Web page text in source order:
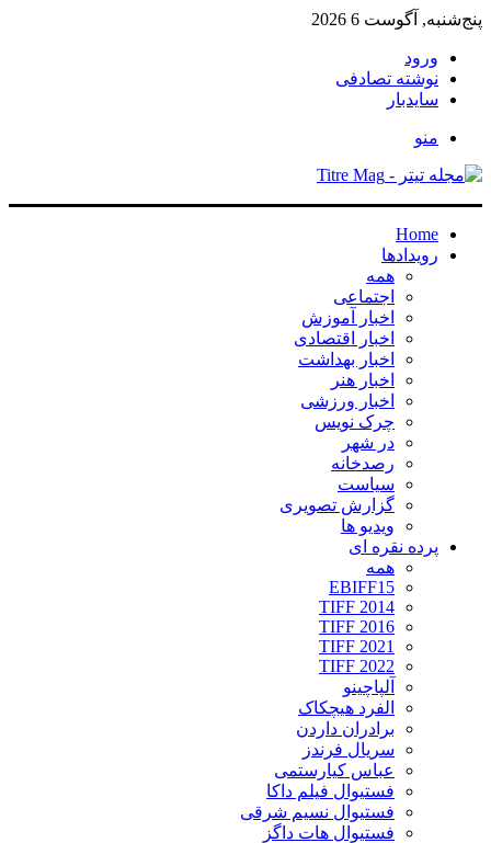
پنج‌شنبه, آگوست 6 2026
ورود
نوشته تصادفی
سایدبار
منو
Home
رویدادها
همه
اجتماعی
اخبار آموزش
اخبار اقتصادی
اخبار بهداشت
اخبار هنر
اخبار ورزشی
چرک نویس
در شهر
رصدخانه
سیاست
گزارش تصویری
ویدیو ها
پرده نقره ای
همه
EBIFF15
TIFF 2014
TIFF 2016
TIFF 2021
TIFF 2022
آلپاچینو
الفرد هیچکاک
برادران داردن
سریال فرندز
عباس کیارستمی
فستیوال فیلم داکا
فستیوال نسیم شرقی
فستیوال هات داگز